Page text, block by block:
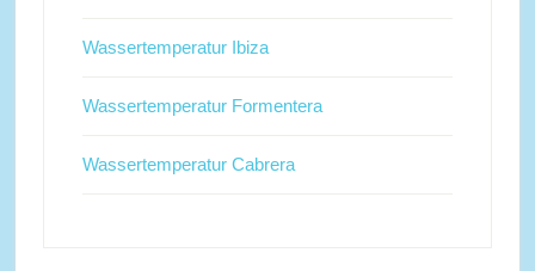
Wassertemperatur Ibiza
Wassertemperatur Formentera
Wassertemperatur Cabrera